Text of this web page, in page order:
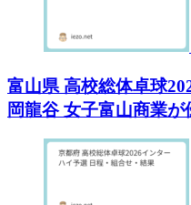
富山県 高校総体卓球
岡龍谷 女子富山商業が